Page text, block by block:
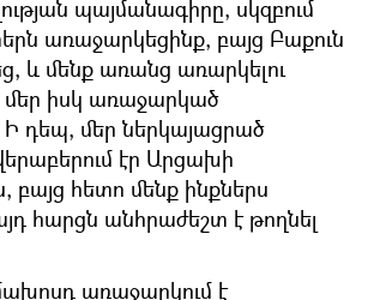
պայմանագիրը, սկզբում
առաջարկեցինք, բայց Բաքուն
և մենք առանց առարկելու
իսկ առաջարկած
Ի դեպ, մեր ներկայացրած
էր Արցախի
հետո մենք ինքներս
հարցն անհրաժեշտ է թողնել
առաջարկում է